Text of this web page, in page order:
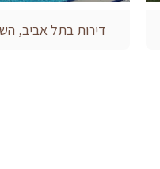
דירות בתל אביב,